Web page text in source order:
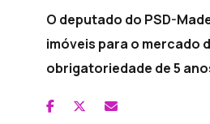
O deputado do PSD-
imóveis para o mercado
obrigatoriedade de 5